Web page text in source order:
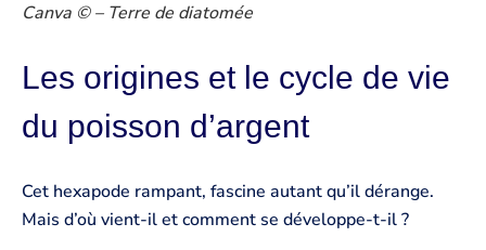
Canva © – Terre de diatomée
Les origines et le cycle de vie
du poisson d’argent
Cet hexapode rampant, fascine autant qu’il dérange.
Mais d’où vient-il et comment se développe-t-il ?